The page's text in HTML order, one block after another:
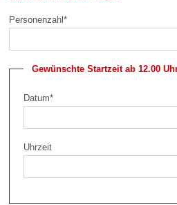
Personenzahl*
Gewünschte Startzeit ab 12.00
Datum*
Uhrzeit